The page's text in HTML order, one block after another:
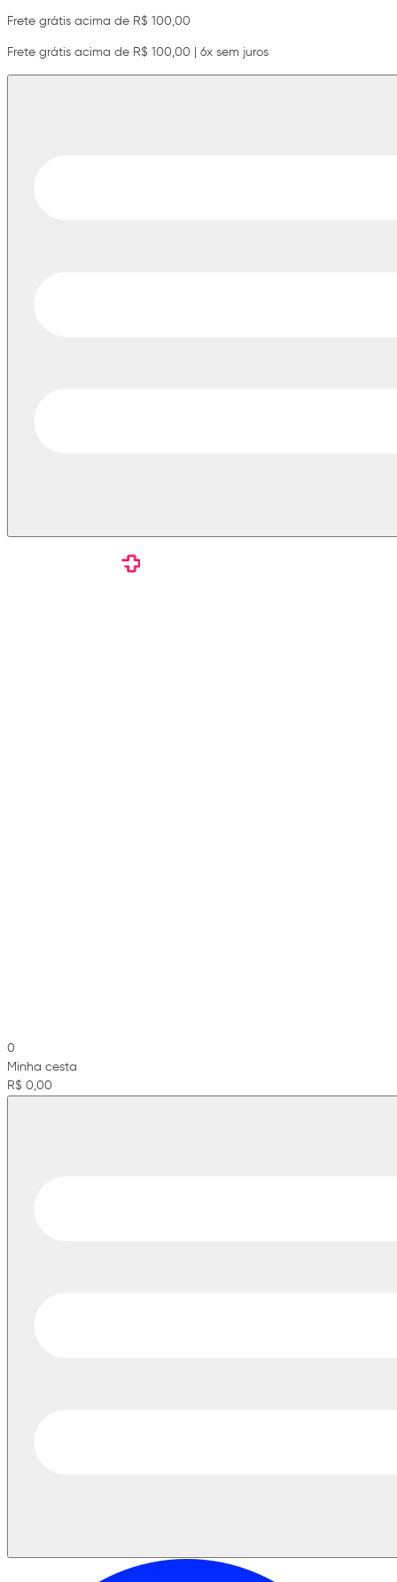
Frete grátis acima de R$ 100,00
Frete grátis acima de R$ 100,00 | 6x sem juros
0
Minha cesta
R$ 0,00